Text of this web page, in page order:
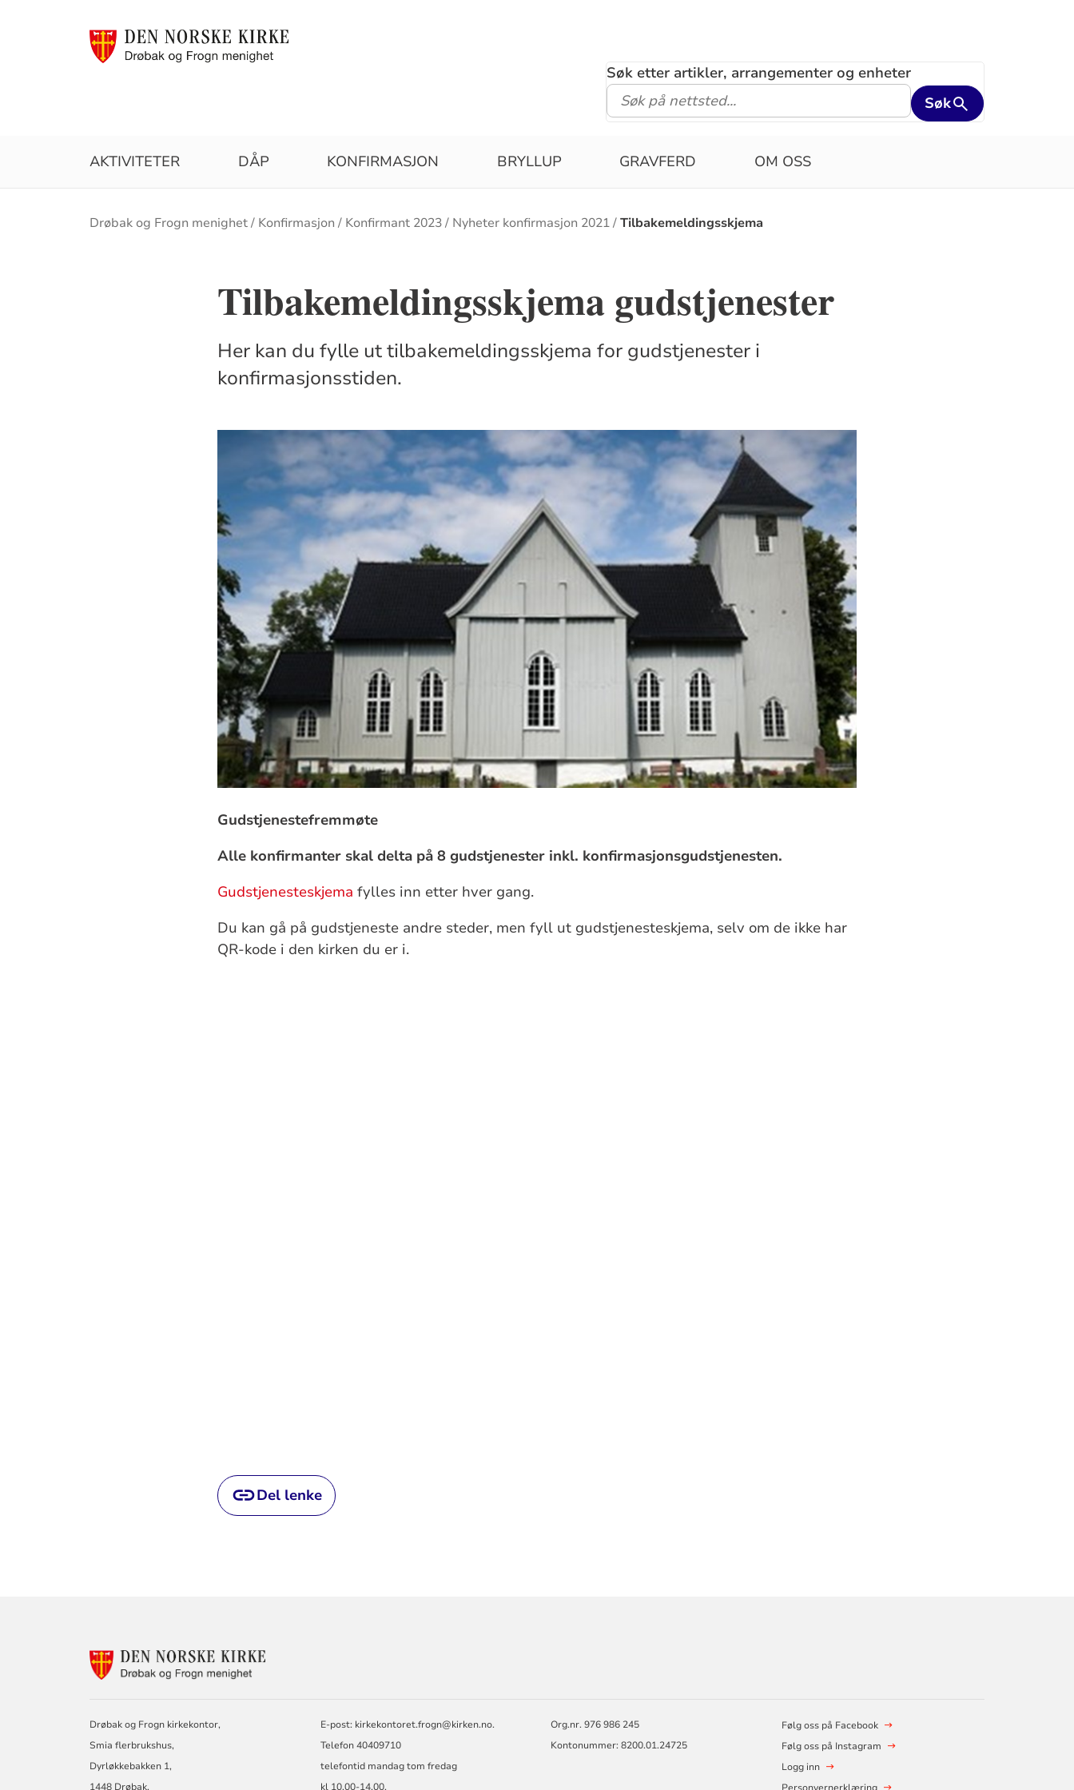
Søk etter artikler, arrangementer og enheter
Søk
AKTIVITETER DÅP KONFIRMASJON BRYLLUP GRAVFERD OM OSS
Brødsmulesti
Drøbak og Frogn menighet Konfirmasjon Konfirmant 2023 Nyheter konfirmasjon 2021 Tilbakemeldingsskjema
Tilbakemeldingsskjema gudstjenester
Her kan du fylle ut tilbakemeldingsskjema for gudstjenester i
konfirmasjonsstiden.
Gudstjenestefremmøte
Alle konfirmanter skal delta på 8 gudstjenester inkl. konfirmasjonsgudstjenesten.
Gudstjenesteskjema fylles inn etter hver gang.
Du kan gå på gudstjeneste andre steder, men fyll ut gudstjenesteskjema, selv om de ikke har
QR-kode i den kirken du er i.
Del lenke
KONTAKTINFORMASJON
MENIGHET
Drøbak og Frogn kirkekontor,
Smia flerbrukshus,
Dyrløkkebakken 1,
1448 Drøbak.
E-post: kirkekontoret.frogn@kirken.no.
Telefon 40409710
telefontid mandag tom fredag
kl 10.00-14.00.
Org.nr. 976 986 245
Kontonummer: 8200.01.24725
Følg oss på Facebook
Følg oss på Instagram
Logg inn